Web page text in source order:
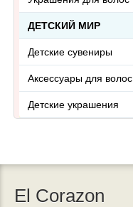
ДЕТСКИЙ МИР
Детские сувениры
Аксессуары для волос
Детские украшения
El Corazon